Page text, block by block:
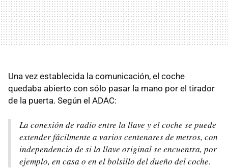
Una vez establecida la comunicación, el coche
quedaba abierto con sólo pasar la mano por el tirador
de la puerta. Según el ADAC:
La conexión de radio entre la llave y el coche se puede
extender fácilmente a varios centenares de metros, con
independencia de si la llave original se encuentra, por
ejemplo, en casa o en el bolsillo del dueño del coche.